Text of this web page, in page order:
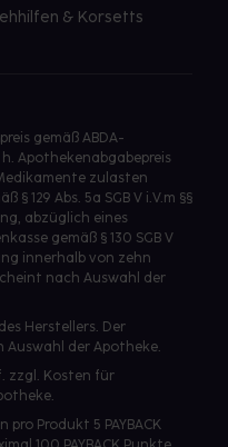
& Korsetts
gemäß ABDA-
Apothekenabgabepreis
zulasten
129 Abs. 5a SGB V i.V.m §§
abzüglich eines
gemäß § 130 SGB V
innerhalb von zehn
nach Auswahl der
Herstellers. Der
der Apotheke.
zzgl. Kosten für
pro Produkt 5 PAYBACK